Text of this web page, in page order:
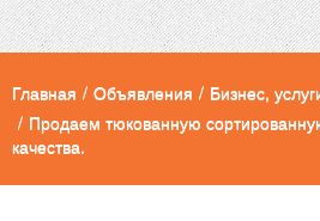
Главная / Объявления / Бизнес,
/ Продаем тюкованную
качества.